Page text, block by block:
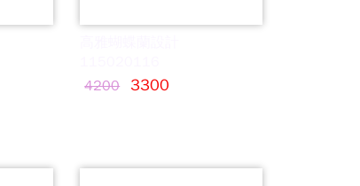
4200 3300